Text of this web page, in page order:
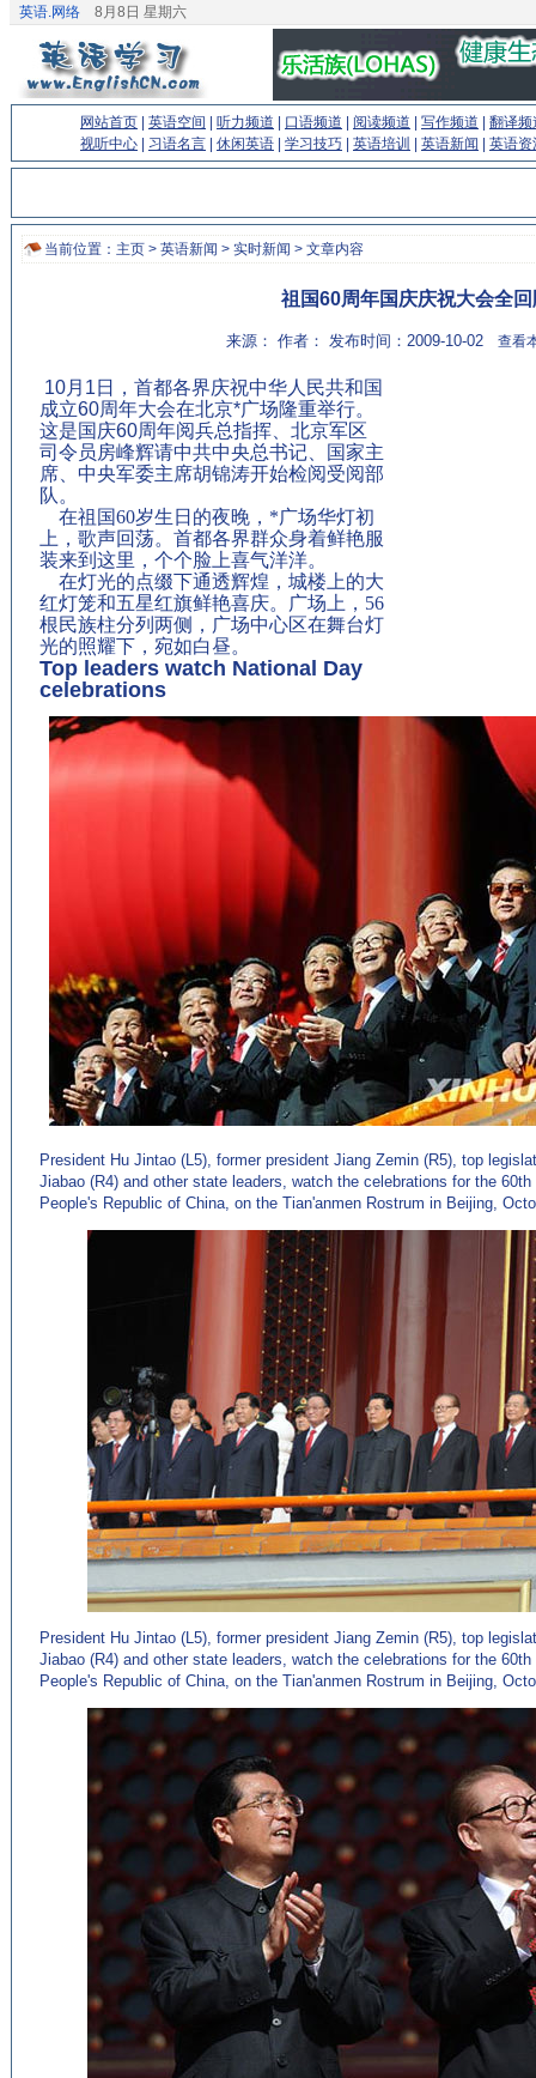
英语.网络 8月8日 星期六
网站首页 英语空间 听力频道 口语频道 阅读频道 写作频道
翻译频
视听中心
习语名言 休闲英语 学习技巧 英语培训 英语新闻 英语资
当前位置： 主页 > 英语新闻 > 实时新闻 > 文章内容
祖国60周年国庆庆祝大会全回
来源： 作者： 发布时间：2009-10-02 查看
10月1日，首都各界庆祝中华人民共和国
成立60周年大会在北京*广场隆重举行。
这是国庆60周年阅兵总指挥、北京军区
司令员房峰辉请中共中央总书记、国家主
席、中央军委主席胡锦涛开始检阅受阅部
队。
在祖国60岁生日的夜晚，*广场华灯初
上，歌声回荡。首都各界群众身着鲜艳服
装来到这里，个个脸上喜气洋洋。
在灯光的点缀下通透辉煌，城楼上的大
红灯笼和五星红旗鲜艳喜庆。广场上，56
根民族柱分列两侧，广场中心区在舞台灯
光的照耀下，宛如白昼。
Top leaders watch National Day
celebrations
President Hu Jintao (L5), former president Jiang Zemin (R5), top
Jiabao (R4) and other state leaders, watch the celebrations for the
People's Republic of China, on the Tian'anmen Rostrum in Beijing,
President Hu Jintao (L5), former president Jiang Zemin (R5), top
Jiabao (R4) and other state leaders, watch the celebrations for the
People's Republic of China, on the Tian'anmen Rostrum in Beijing,